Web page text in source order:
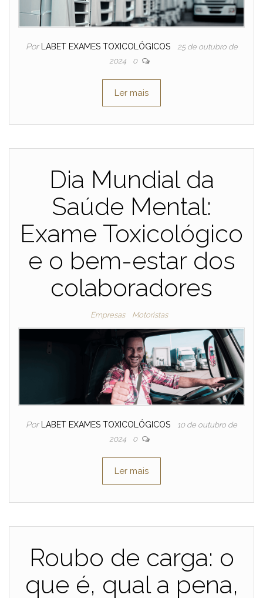
Por LABET EXAMES TOXICOLÓGICOS
25 de outubro de
2024
0
Ler mais
Dia Mundial da
Saúde Mental:
Exame Toxicológico
e o bem-estar dos
colaboradores
Empresas Motoristas
Por LABET EXAMES TOXICOLÓGICOS
10 de outubro de
2024
0
Ler mais
Roubo de carga: o
que é, qual a pena,